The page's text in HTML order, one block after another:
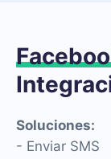
Soluciones:
- Enviar SMS